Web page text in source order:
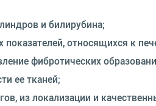
и билирубина;
относящихся к
фибротических
ее тканей;
из локализации и